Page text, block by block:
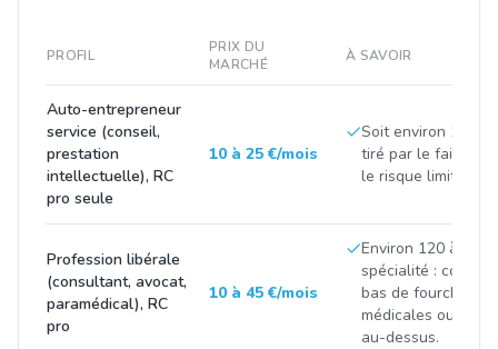
PROFIL
PRIX DU
MARCHÉ
À SAVOIR
Auto-entrepreneur
service (conseil,
prestation
intellectuelle), RC
pro seule
10 à 25 €/mois
Soit environ 100 à
tiré par le faible
le risque limité de
Profession libérale
(consultant, avocat,
paramédical), RC
pro
10 à 45 €/mois
Environ 120 à 500
spécialité :
bas de fourchette,
médicales ou
au-dessus.